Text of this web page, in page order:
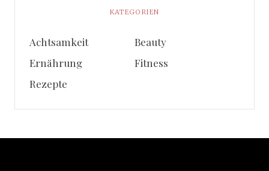
KATEGORIEN
Achtsamkeit
Beauty
Ernährung
Fitness
Rezepte